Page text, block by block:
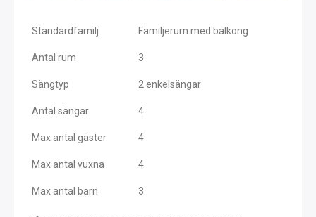
Standardfamilj Familjerum med balkong
Antal rum 3
Sängtyp 2 enkelsängar
Antal sängar 4
Max antal gäster 4
Max antal vuxna 4
Max antal barn 3